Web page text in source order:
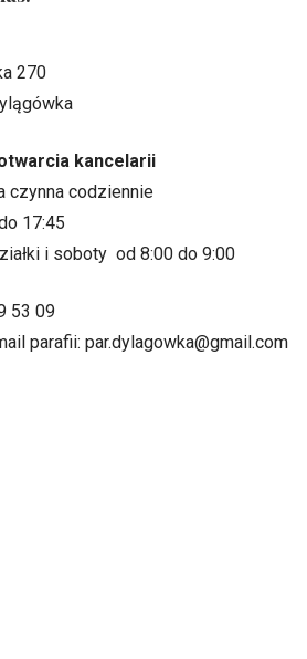
270
kancelarii
czynna codziennie
17:45
i soboty od 8:00 do 9:00
53 09
parafii: par.dylagowka@gmail.com